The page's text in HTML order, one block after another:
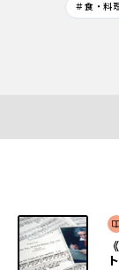
＃食・料